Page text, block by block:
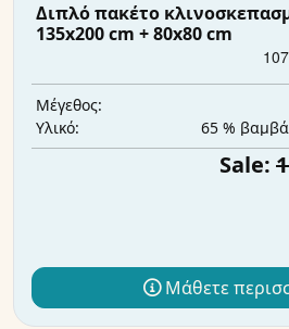
Διπλό πακέτο
135x200 cm + 80x80 cm
Μέγεθος:
Υλικό:
65 %
Sale:
Μάθετε